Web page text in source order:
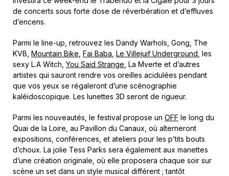
de concerts sous forte dose de réverbération et d’effluves
d’encens.
Parmi le line-up, retrouvez les Dandy Warhols, Gong, The
KVB, Mountain Bike Fai Baba Le Villejuif Underground , les
sexy L.A Witch, You Said Strange , La Mverte et d’autres
artistes qui sauront rendre vos oreilles acidulées pendant
que vos yeux se régaleront d’une scénographie
kaléidoscopique. Les lunettes 3D seront de rigueur.
Parmi les nouveautés, le festival propose un OFF le long du
Quai de la Loire, au Pavillon du Canaux, où alterneront
expositions, conférences, et ateliers pour les p’tits bouts
d’choux. La jolie Tess Parks sera également aux manettes
d’une création originale, où elle proposera chaque soir sur
scène un set dans un style musical différent ; tantôt